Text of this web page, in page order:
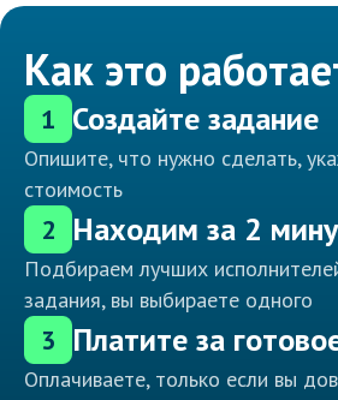
Как это
1 Создайте задание
Опишите, что нужно сделать,
стоимость
2 Находим за 2
Подбираем лучших
задания, вы выбираете одного
3 Платите за
Оплачиваете, только если вы